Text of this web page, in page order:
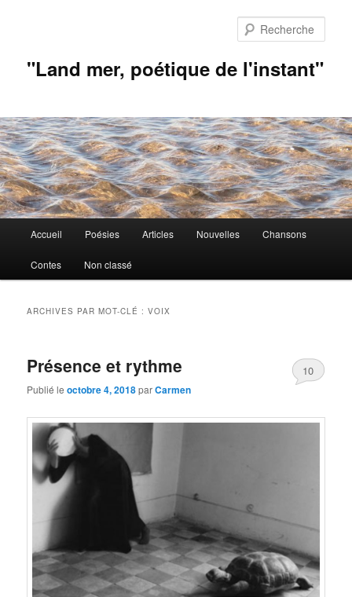
"Land mer, poétique de l'instant"
principal
Accueil Poésies Articles Nouvelles Chansons
Contes Non classé
ARCHIVES PAR MOT-CLÉ :VOIX
Présence et rythme
Publié leoctobre 4, 2018parCarmen
10